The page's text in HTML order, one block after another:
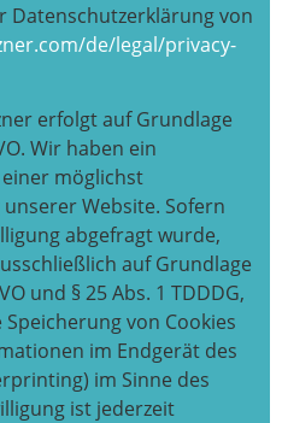
Datenschutzerklärung von
de/legal/privacy-
erfolgt auf Grundlage
Wir haben ein
möglichst
Website. Sofern
abgefragt wurde,
auf Grundlage
und § 25 Abs. 1 TDDDG,
von Cookies
im Endgerät des
im Sinne des
ist jederzeit